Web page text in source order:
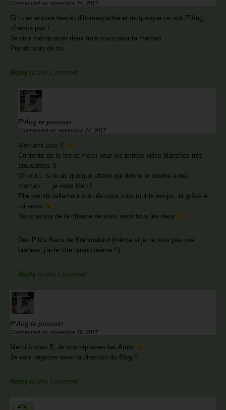
Commented on: novembre 24, 2017
Si tu as encore besoin d’homéopathie et de quoique ce soit P’Ang,
n’hésite pas !
Je dois même avoir deux trois trucs pour ta maman.
Prends soin de toi
Reply to this Comment
P'Ang le poussin
Commented on: novembre 24, 2017
Mon ami Loïc !!
Contente de te lire et merci pour les petites billes blanches très
amusantes !!
Oh oui… si tu as quelque chose qui donne le sourire à ma
maman….. je veux bien !
Elle prends tellement soin de nous tous tout le temps, et grâce à
toi aussi
Nous avons de la chance de vous avoir tous les deux
Des P’tits Becs de Brahmaland (même si je ne suis pas une
brahma, j’ai le titre quand même !!)
Reply to this Comment
P'Ang le poussin
Commented on: novembre 16, 2017
Merci à vous 5, de vos réponses les Amis
Je vais négocier avec la direction du Blog !!
Reply to this Comment